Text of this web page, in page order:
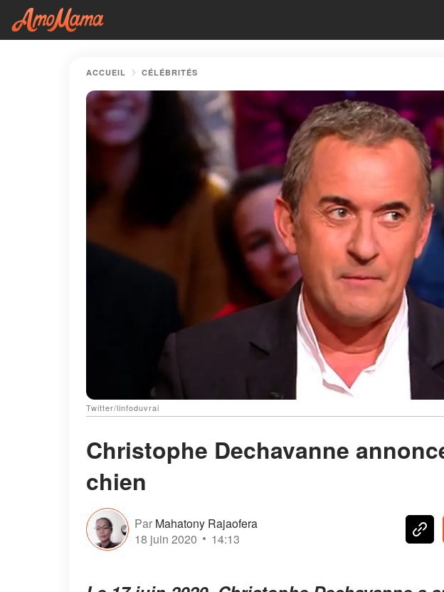
ACCUEIL CÉLÉBRITÉS
Twitter/linfoduvrai
Christophe Dechavanne
chien
Par Mahatony Rajaofera
18 juin 2020
14:13